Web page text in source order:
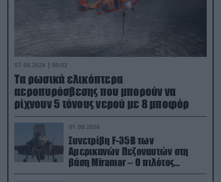
07.08.2026 | 00:02
Τα ρωσικά ελικόπτερα
αεροπυρόσβεσης που μπορούν να
ρίχνουν 5 τόνους νερού με 8 μποφόρ
01.08.2026
Συνετρίβη F-35B των
Αμερικανών Πεζοναυτών στη
βάση Miramar – Ο πιλότος
εκτινάχθηκε εγκαίρως